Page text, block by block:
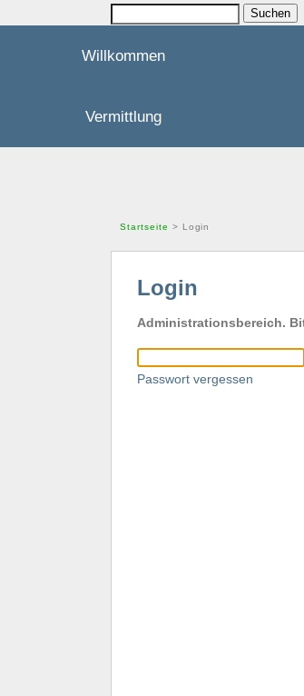
Willkommen
Vermittlung
Startseite > Login
Login
Administrationsbereich.
Passwort vergessen